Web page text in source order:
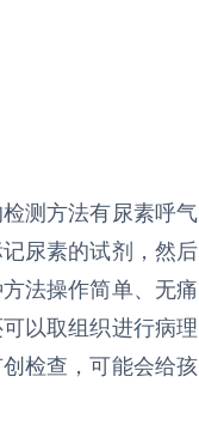
测方法有尿素呼气
尿素的试剂，然后
法操作简单、无痛
以取组织进行病理
检查，可能会给孩